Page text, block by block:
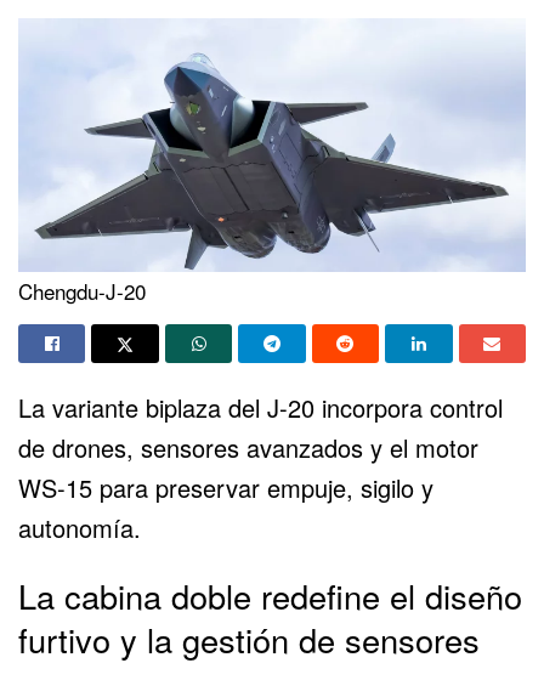
Chengdu-J-20
La variante biplaza del J-20 incorpora control
de drones, sensores avanzados y el motor
WS-15 para preservar empuje, sigilo y
autonomía.
La cabina doble redefine el diseño
furtivo y la gestión de sensores